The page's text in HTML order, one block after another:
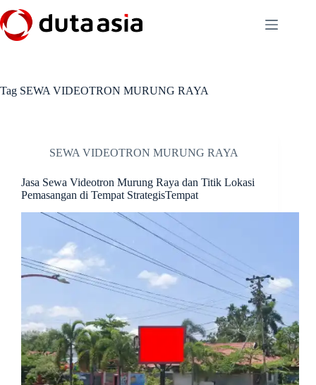
to
content
Tag SEWA VIDEOTRON MURUNG RAYA
SEWA VIDEOTRON MURUNG RAYA
Jasa Sewa Videotron Murung Raya dan Titik Lokasi
Pemasangan di Tempat StrategisTempat